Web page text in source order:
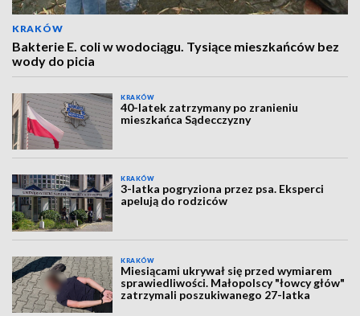
KRAKÓW
Bakterie E. coli w wodociągu. Tysiące mieszkańców bez
wody do picia
KRAKÓW
40-latek zatrzymany po zranieniu
mieszkańca Sądecczyzny
KRAKÓW
3-latka pogryziona przez psa. Eksperci
apelują do rodziców
KRAKÓW
Miesiącami ukrywał się przed wymiarem
sprawiedliwości. Małopolscy "łowcy głów"
zatrzymali poszukiwanego 27-latka